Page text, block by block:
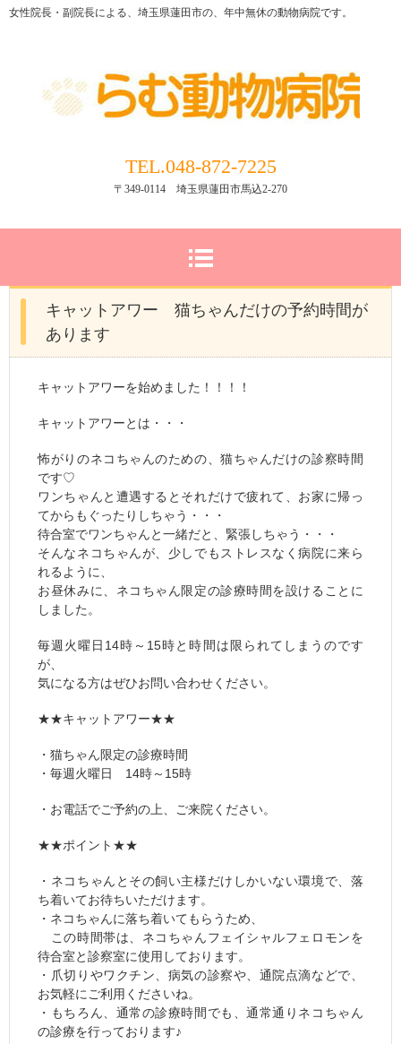
女性院長・副院長による、埼玉県蓮田市の、年中無休の動物病院です。
TEL.048-872-7225
〒349-0114 埼玉県蓮田市馬込2-270
キャットアワー 猫ちゃんだけの予約時間が
あります
キャットアワーを始めました！！！！
キャットアワーとは・・・
怖がりのネコちゃんのための、猫ちゃんだけの診察時間
です♡
ワンちゃんと遭遇するとそれだけで疲れて、お家に帰っ
てからもぐったりしちゃう・・・
待合室でワンちゃんと一緒だと、緊張しちゃう・・・
そんなネコちゃんが、少しでもストレスなく病院に来ら
れるように、
お昼休みに、ネコちゃん限定の診療時間を設けることに
しました。
毎週火曜日14時～15時と時間は限られてしまうのです
が、
気になる方はぜひお問い合わせください。
★★キャットアワー★★
・猫ちゃん限定の診療時間
・毎週火曜日 14時～15時
・お電話でご予約の上、ご来院ください。
★★ポイント★★
・ネコちゃんとその飼い主様だけしかいない環境で、落
ち着いてお待ちいただけます。
・ネコちゃんに落ち着いてもらうため、
この時間帯は、ネコちゃんフェイシャルフェロモンを
待合室と診察室に使用しております。
・爪切りやワクチン、病気の診察や、通院点滴などで、
お気軽にご利用くださいね。
・もちろん、通常の診療時間でも、通常通りネコちゃん
の診療を行っております♪